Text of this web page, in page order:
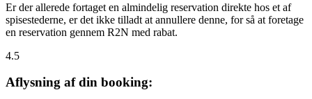
Er der allerede fortaget en almindelig reservation direkte hos et af
spisestederne, er det ikke tilladt at annullere denne, for så at foretage
en reservation gennem R2N med rabat.
4.5
Aflysning af din booking: